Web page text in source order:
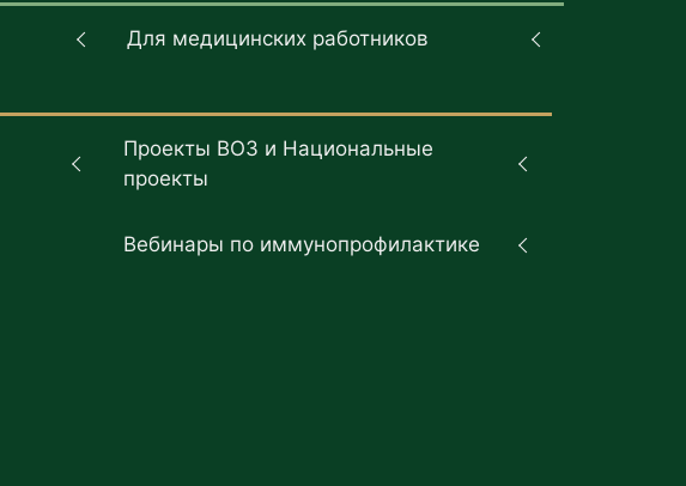
Для медицинских работников
Проекты ВОЗ и Национальные
проекты
Вебинары по иммунопрофилактике